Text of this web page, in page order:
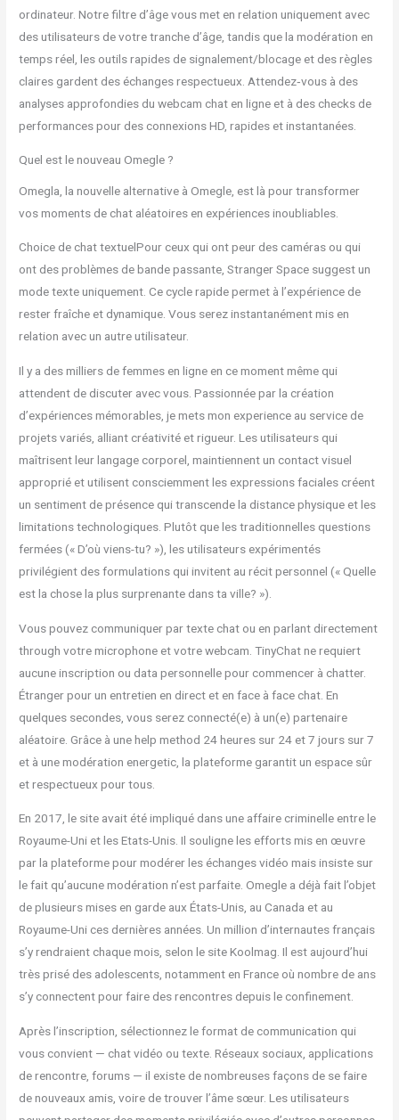
ordinateur. Notre filtre d’âge vous met en relation uniquement avec
des utilisateurs de votre tranche d’âge, tandis que la modération en
temps réel, les outils rapides de signalement/blocage et des règles
claires gardent des échanges respectueux. Attendez‑vous à des
analyses approfondies du webcam chat en ligne et à des checks de
performances pour des connexions HD, rapides et instantanées.
Quel est le nouveau Omegle ?
Omegla, la nouvelle alternative à Omegle, est là pour transformer
vos moments de chat aléatoires en expériences inoubliables.
Choice de chat textuelPour ceux qui ont peur des caméras ou qui
ont des problèmes de bande passante, Stranger Space suggest un
mode texte uniquement. Ce cycle rapide permet à l’expérience de
rester fraîche et dynamique. Vous serez instantanément mis en
relation avec un autre utilisateur.
Il y a des milliers de femmes en ligne en ce moment même qui
attendent de discuter avec vous. Passionnée par la création
d’expériences mémorables, je mets mon experience au service de
projets variés, alliant créativité et rigueur. Les utilisateurs qui
maîtrisent leur langage corporel, maintiennent un contact visuel
approprié et utilisent consciemment les expressions faciales créent
un sentiment de présence qui transcende la distance physique et les
limitations technologiques. Plutôt que les traditionnelles questions
fermées (« D’où viens-tu? »), les utilisateurs expérimentés
privilégient des formulations qui invitent au récit personnel (« Quelle
est la chose la plus surprenante dans ta ville? »).
Vous pouvez communiquer par texte chat ou en parlant directement
through votre microphone et votre webcam. TinyChat ne requiert
aucune inscription ou data personnelle pour commencer à chatter.
Étranger pour un entretien en direct et en face à face chat. En
quelques secondes, vous serez connecté(e) à un(e) partenaire
aléatoire. Grâce à une help method 24 heures sur 24 et 7 jours sur 7
et à une modération energetic, la plateforme garantit un espace sûr
et respectueux pour tous.
En 2017, le site avait été impliqué dans une affaire criminelle entre le
Royaume-Uni et les Etats-Unis. Il souligne les efforts mis en œuvre
par la plateforme pour modérer les échanges vidéo mais insiste sur
le fait qu’aucune modération n’est parfaite. Omegle a déjà fait l’objet
de plusieurs mises en garde aux États-Unis, au Canada et au
Royaume-Uni ces dernières années. Un million d’internautes français
s’y rendraient chaque mois, selon le site Koolmag. Il est aujourd’hui
très prisé des adolescents, notamment en France où nombre de ans
s’y connectent pour faire des rencontres depuis le confinement.
Après l’inscription, sélectionnez le format de communication qui
vous convient — chat vidéo ou texte. Réseaux sociaux, applications
de rencontre, forums — il existe de nombreuses façons de se faire
de nouveaux amis, voire de trouver l’âme sœur. Les utilisateurs